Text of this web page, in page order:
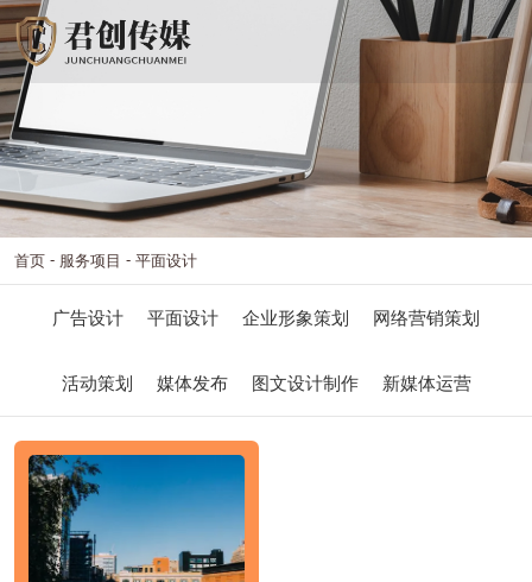
首页 - 服务项目 - 平面设计
广告设计 平面设计 企业形象策划 网络营销策划
活动策划 媒体发布 图文设计制作 新媒体运营